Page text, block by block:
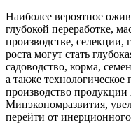
Наиболее вероятное
глубокой переработке,
производстве,
роста могут стать
садоводство, корма,
а также
производство
Минэкономразвития,
перейти от